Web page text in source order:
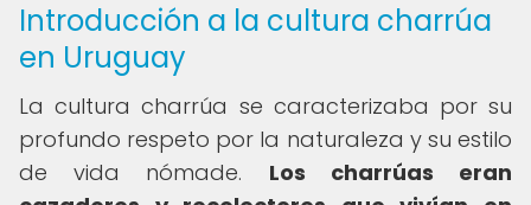
Introducción a la cultura charrúa
en Uruguay
La cultura charrúa se caracterizaba por su
profundo respeto por la naturaleza y su estilo
de vida nómade. Los charrúas eran